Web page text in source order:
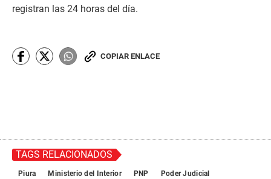
registran las 24 horas del día.
COPIAR ENLACE
TAGS RELACIONADOS
Piura Ministerio del Interior PNP
Poder Judicial